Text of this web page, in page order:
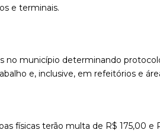
e terminais.
no município determinando
e, inclusive, em refeitórios e
físicas terão multa de R$ 175,00 e